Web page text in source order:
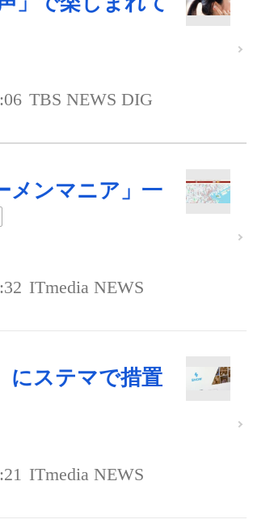
TBS NEWS DIG
メンマニア」一
ITmedia NEWS
にステマで措置
ITmedia NEWS